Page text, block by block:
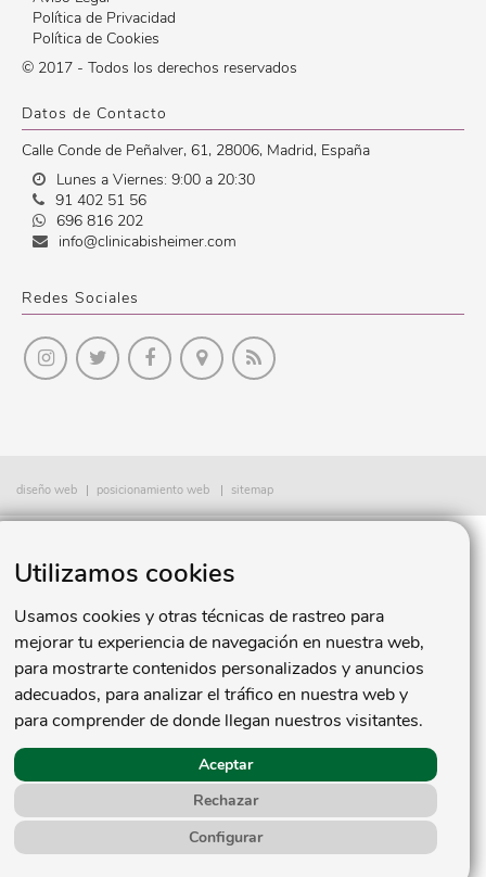
Utilizamos cookies
Usamos cookies y otras técnicas de rastreo para
mejorar tu experiencia de navegación en nuestra web,
para mostrarte contenidos personalizados y anuncios
adecuados, para analizar el tráfico en nuestra web y
para comprender de donde llegan nuestros visitantes.
Aceptar
Rechazar
Configurar
Política de Privacidad
Política de Cookies
© 2017 - Todos los derechos reservados
Datos de Contacto
Calle Conde de Peñalver, 61, 28006, Madrid, España
Lunes a Viernes: 9:00 a 20:30
91 402 51 56
696 816 202
info@clinicabisheimer.com
Redes Sociales
diseño web posicionamiento web sitemap